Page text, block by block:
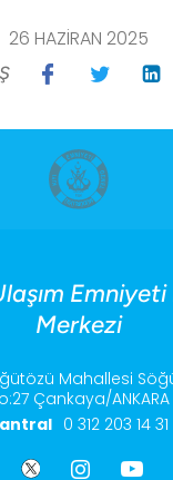
26 HAZIRAN 2025
Merkezi
Mahallesi
Çankaya/ANKARA
0 312 203 14 31